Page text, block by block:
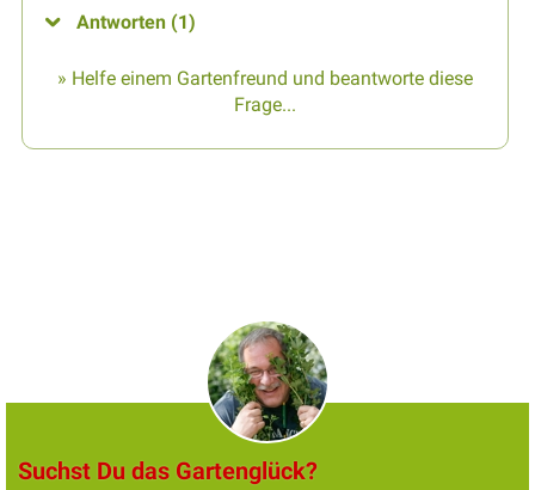
Antworten (1)
» Helfe einem Gartenfreund und beantworte diese
Frage...
Suchst Du das Gartenglück?